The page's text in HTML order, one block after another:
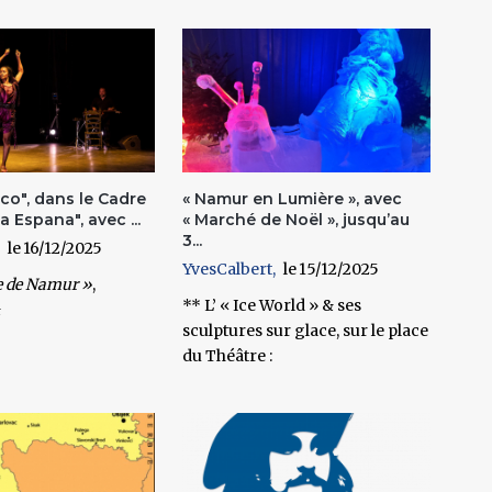
dans le Cadre
Espana", avec ...
16/12/2025
Namur »,
« Namur en Lumière », avec
« Marché de Noël », jusqu’au
3...
YvesCalbert
15/12/2025
** L’ « Ice World » & ses
sculptures sur glace, sur le place
du Théâtre :